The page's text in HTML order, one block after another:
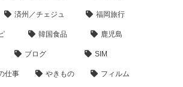
済州／チェジュ 福岡旅行
韓国食品 鹿児島
ブログ SIM
仕事 やきもの フィルム